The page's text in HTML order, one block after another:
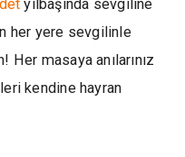
yılbaşında sevgiline
her yere sevgilinle
Her masaya anılarınız
kendine hayran